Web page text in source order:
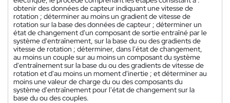
obtenir des données de capteur indiquant une vitesse de
rotation ; déterminer au moins un gradient de vitesse de
rotation sur la base des données de capteur ; déterminer un
état de changement d'un composant de sortie entraîné par le
système d'entraînement, sur la base du ou des gradients de
vitesse de rotation ; déterminer, dans l'état de changement,
au moins un couple sur au moins un composant du système
d'entraînement sur la base du ou des gradients de vitesse de
rotation et d'au moins un moment d'inertie ; et déterminer au
moins une valeur de charge du ou des composants du
système d'entraînement pour l'état de changement sur la
base du ou des couples.